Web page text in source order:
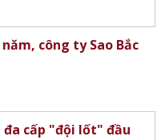
công ty Sao Bắc
cấp "đội lốt" đầu